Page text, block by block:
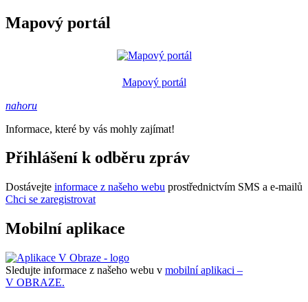
Mapový portál
Mapový portál
nahoru
Informace, které by vás mohly zajímat!
Přihlášení k odběru zpráv
Dostávejte informace z našeho webu prostřednictvím SMS a e-mailů
Chci se zaregistrovat
Mobilní aplikace
Sledujte informace z našeho webu v mobilní aplikaci –
V OBRAZE.